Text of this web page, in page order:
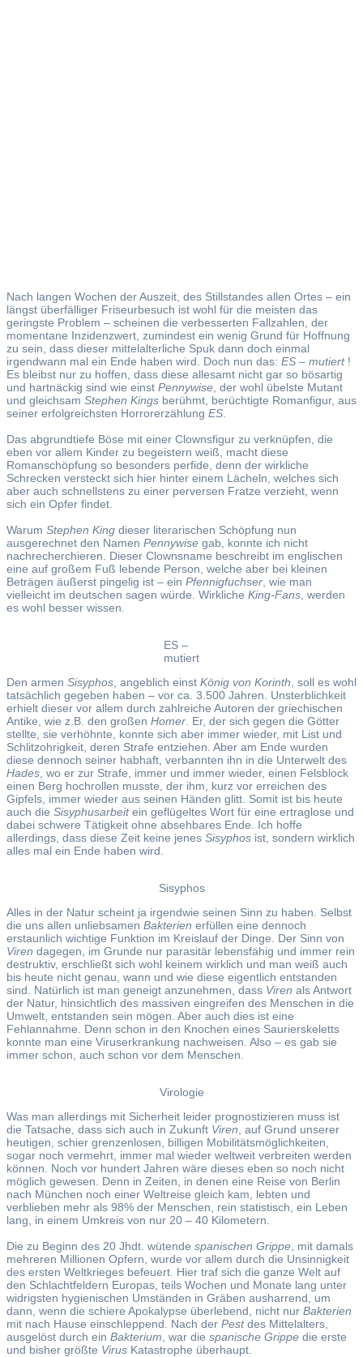
Nach langen Wochen der Auszeit, des Stillstandes allen Ortes – ein
längst überfälliger Friseurbesuch ist wohl für die meisten das
geringste Problem – scheinen die verbesserten Fallzahlen, der
momentane Inzidenzwert, zumindest ein wenig Grund für Hoffnung
zu sein, dass dieser mittelalterliche Spuk dann doch einmal
irgendwann mal ein Ende haben wird. Doch nun das: ES – mutiert!
Es bleibst nur zu hoffen, dass diese allesamt nicht gar so bösartig
und hartnäckig sind wie einst Pennywise , der wohl übelste Mutant
und gleichsam Stephen Kings berühmt, berüchtigte Romanfigur, aus
seiner erfolgreichsten Horrorerzählung ES
Das abgrundtiefe Böse mit einer Clownsfigur zu verknüpfen, die
eben vor allem Kinder zu begeistern weiß, macht diese
Romanschöpfung so besonders perfide, denn der wirkliche
Schrecken versteckt sich hier hinter einem Lächeln, welches sich
aber auch schnellstens zu einer perversen Fratze verzieht, wenn
sich ein Opfer findet.
Warum Stephen King dieser literarischen Schöpfung nun
ausgerechnet den Namen Pennywise gab, konnte ich nicht
nachrecherchieren. Dieser Clownsname beschreibt im englischen
eine auf großem Fuß lebende Person, welche aber bei kleinen
Beträgen äußerst pingelig ist – ein Pfennigfuchser , wie man
vielleicht im deutschen sagen würde. Wirkliche King-Fans , werden
es wohl besser wissen.
ES –
mutiert
Den armen Sisyphos , angeblich einst König von Korinth , soll es wohl
tatsächlich gegeben haben – vor ca. 3.500 Jahren. Unsterblichkeit
erhielt dieser vor allem durch zahlreiche Autoren der griechischen
Antike, wie z.B. den großen Homer . Er, der sich gegen die Götter
stellte, sie verhöhnte, konnte sich aber immer wieder, mit List und
Schlitzohrigkeit, deren Strafe entziehen. Aber am Ende wurden
diese dennoch seiner habhaft, verbannten ihn in die Unterwelt des
Hades , wo er zur Strafe, immer und immer wieder, einen Felsblock
einen Berg hochrollen musste, der ihm, kurz vor erreichen des
Gipfels, immer wieder aus seinen Händen glitt. Somit ist bis heute
auch die Sisyphusarbeitein geflügeltes Wort für eine ertraglose und
dabei schwere Tätigkeit ohne absehbares Ende. Ich hoffe
allerdings, dass diese Zeit keine jenes Sisyphos ist, sondern wirklich
alles mal ein Ende haben wird.
Sisyphos
Alles in der Natur scheint ja irgendwie seinen Sinn zu haben. Selbst
die uns allen unliebsamen Bakterien erfüllen eine dennoch
erstaunlich wichtige Funktion im Kreislauf der Dinge. Der Sinn von
Viren dagegen, im Grunde nur parasitär lebensfähig und immer rein
destruktiv, erschließt sich wohl keinem wirklich und man weiß auch
bis heute nicht genau, wann und wie diese eigentlich entstanden
sind. Natürlich ist man geneigt anzunehmen, dass Viren als Antwort
der Natur, hinsichtlich des massiven eingreifen des Menschen in die
Umwelt, entstanden sein mögen. Aber auch dies ist eine
Fehlannahme. Denn schon in den Knochen eines Saurierskeletts
konnte man eine Viruserkrankung nachweisen. Also – es gab sie
immer schon, auch schon vor dem Menschen.
Virologie
Was man allerdings mit Sicherheit leider prognostizieren muss ist
die Tatsache, dass sich auch in Zukunft Viren , auf Grund unserer
heutigen, schier grenzenlosen, billigen Mobilitätsmöglichkeiten,
sogar noch vermehrt, immer mal wieder weltweit verbreiten werden
können. Noch vor hundert Jahren wäre dieses eben so noch nicht
möglich gewesen. Denn in Zeiten, in denen eine Reise von Berlin
nach München noch einer Weltreise gleich kam, lebten und
verblieben mehr als 98% der Menschen, rein statistisch, ein Leben
lang, in einem Umkreis von nur 20 – 40 Kilometern.
Die zu Beginn des 20 Jhdt. wütende spanischen Grippe , mit damals
mehreren Millionen Opfern, wurde vor allem durch die Unsinnigkeit
des ersten Weltkrieges befeuert. Hier traf sich die ganze Welt auf
den Schlachtfeldern Europas, teils Wochen und Monate lang unter
widrigsten hygienischen Umständen in Gräben ausharrend, um
dann, wenn die schiere Apokalypse überlebend, nicht nur Bakterien
mit nach Hause einschleppend. Nach der Pestdes Mittelalters,
ausgelöst durch ein Bakterium , war die spanische Grippe die erste
und bisher größte Virus Katastrophe überhaupt.